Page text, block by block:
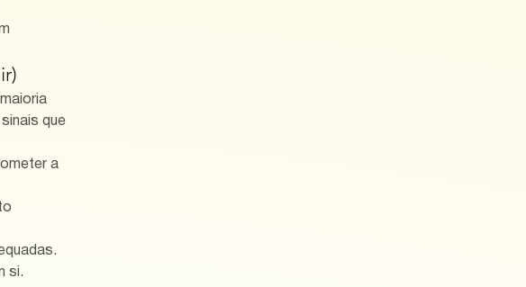
que
a
si.